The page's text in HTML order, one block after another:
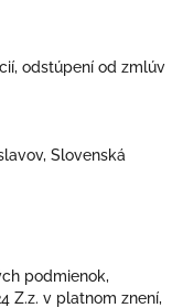
odstúpení od zmlúv
Slovenská
podmienok,
Z.z. v platnom znení,